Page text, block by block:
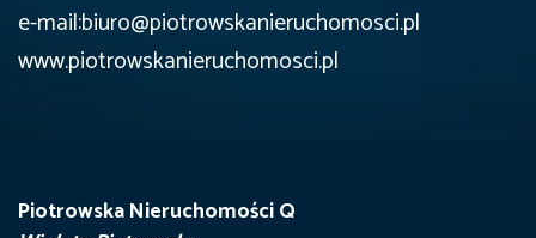
e-mail:biuro@piotrowskanieruchomosci.pl
www.piotrowskanieruchomosci.pl
Piotrowska Nieruchomości Q